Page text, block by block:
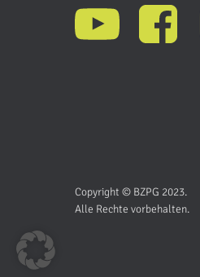
Copyright © BZPG 2023.
Alle Rechte vorbehalten.